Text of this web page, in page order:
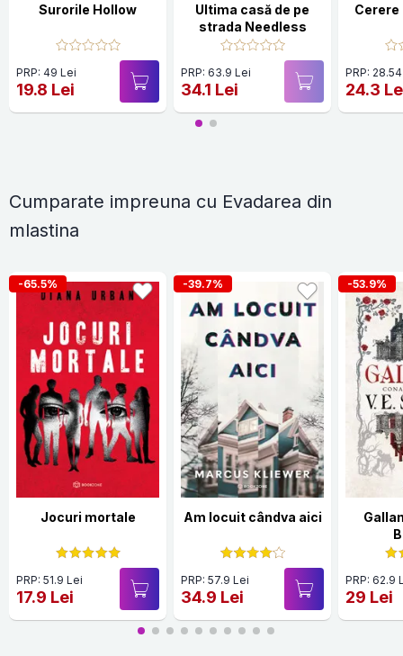
Surorile Hollow
PRP: 49 Lei
19.8 Lei
Ultima casă de pe
strada Needless
PRP: 63.9 Lei
34.1 Lei
PRP:
24.3
Cumparate impreuna cu Evadarea din
mlastina
-65.5%
Jocuri mortale
PRP: 51.9 Lei
17.9 Lei
-39.7%
Am locuit cândva aici
PRP: 57.9 Lei
34.9 Lei
-53.9%
PRP: 62.9
29 Lei